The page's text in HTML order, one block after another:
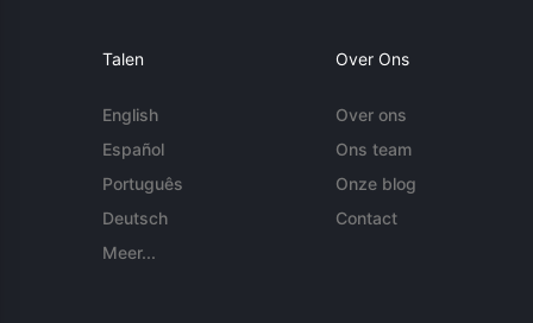
Talen
English
Español
Português
Deutsch
Meer...
Over Ons
Over ons
Ons team
Onze blog
Contact